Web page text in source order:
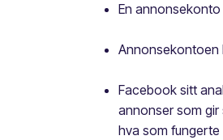
En
Annonsekontoen
Facebook sitt
annonser som
hva som fungerte